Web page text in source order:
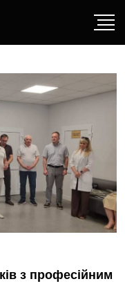
з професійним